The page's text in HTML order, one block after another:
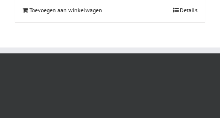
Toevoegen aan winkelwagen Details